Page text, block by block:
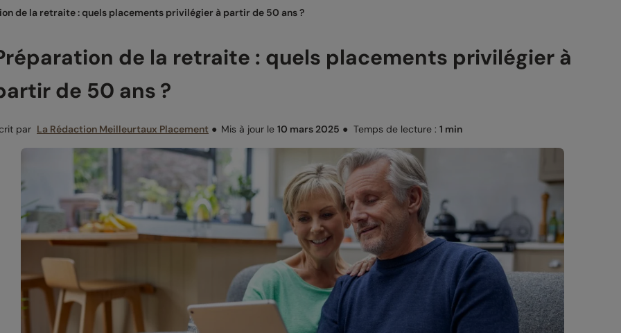
de la retraite : quels placements privilégier à partir de 50 ans ?
de la retraite : quels placements privilégier à
de 50 ans ?
par La Rédaction Meilleurtaux Placement ● Mis à jour le 10 mars 2025 ● Temps de lecture : 1 min